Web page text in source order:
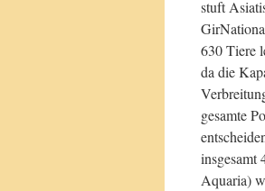
stuft
630 Tiere
da die
gesamte
insgesamt
Aquaria)